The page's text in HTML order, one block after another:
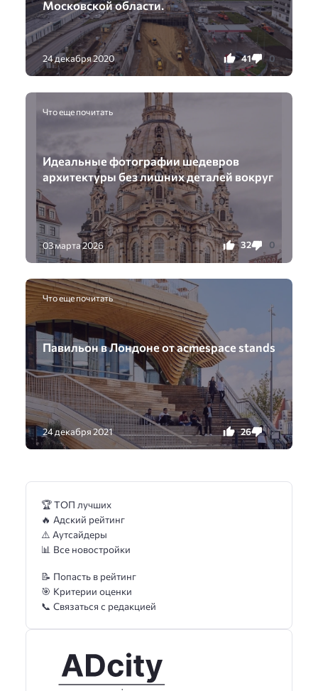
Московской области.
24 декабря 2020 41 0
Что еще почитать
Идеальные фотографии шедевров
архитектуры без лишних деталей вокруг
03 марта 2026 32 0
Что еще почитать
Павильон в Лондоне от acmespace stands
24 декабря 2021 26 0
🏆 ТОП лучших
🔥 Адский рейтинг
⚠️ Аутсайдеры
📊 Все новостройки
📝 Попасть в рейтинг
🎯 Критерии оценки
📞 Связаться с редакцией